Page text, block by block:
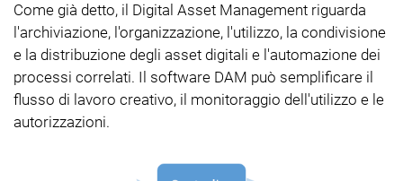
Come già detto, il Digital Asset Management riguarda
l'archiviazione, l'organizzazione, l'utilizzo, la condivisione
e la distribuzione degli asset digitali e l'automazione dei
processi correlati. Il software DAM può semplificare il
flusso di lavoro creativo, il monitoraggio dell'utilizzo e le
autorizzazioni.